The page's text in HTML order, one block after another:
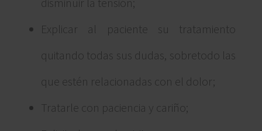
Explicar al paciente su tratamiento
quitando todas sus dudas, sobretodo las
que estén relacionadas con el dolor;
Tratarle con paciencia y cariño;